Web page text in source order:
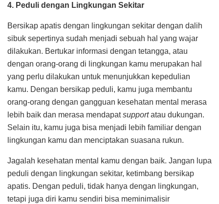
4. Peduli dengan Lingkungan Sekitar
Bersikap apatis dengan lingkungan sekitar dengan dalih
sibuk sepertinya sudah menjadi sebuah hal yang wajar
dilakukan. Bertukar informasi dengan tetangga, atau
dengan orang-orang di lingkungan kamu merupakan hal
yang perlu dilakukan untuk menunjukkan kepedulian
kamu. Dengan bersikap peduli, kamu juga membantu
orang-orang dengan gangguan kesehatan mental merasa
lebih baik dan merasa mendapatsupportatau dukungan.
Selain itu, kamu juga bisa menjadi lebih familiar dengan
lingkungan kamu dan menciptakan suasana rukun.
Jagalah kesehatan mental kamu dengan baik. Jangan lupa
peduli dengan lingkungan sekitar, ketimbang bersikap
apatis. Dengan peduli, tidak hanya dengan lingkungan,
tetapi juga diri kamu sendiri bisa meminimalisir